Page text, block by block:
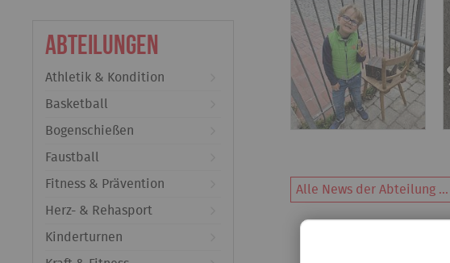
Abteilungen
Athletik & Kondition
Basketball
Bogenschießen
Faustball
Fitness & Prävention
Herz- & Rehasport
Kinderturnen
Alle News der Abteilung ...